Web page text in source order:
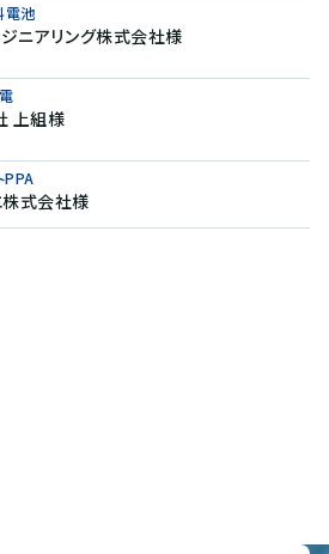
電池
ニアリング株式会社様
上組様
PPA
株式会社様